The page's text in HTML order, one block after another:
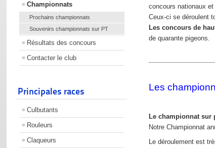
Championnats
Prochains championnats
Souvenirs championnats sur PT
Résultats des concours
Contacter le club
Principales races
Culbutants
Rouleurs
Claqueurs
concours nationaux
Ceux-ci se déroulent
Les concours de
de quarante pigeons.
Les
Le championnat sur
Notre Championnat
Le déroulement est